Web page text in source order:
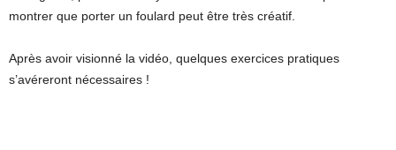
montrer que porter un foulard peut être très créatif.
Après avoir visionné la vidéo, quelques exercices pratiques
s’avéreront nécessaires !